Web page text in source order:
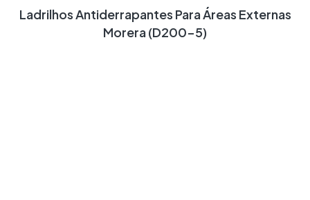
Ladrilhos Antiderrapantes Para Áreas Externas
Morera (D200-5)